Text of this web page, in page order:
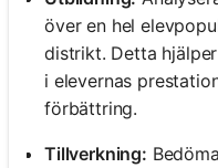
över en hel
distrikt. Detta
i elevernas
förbättring.
Tillverkning: